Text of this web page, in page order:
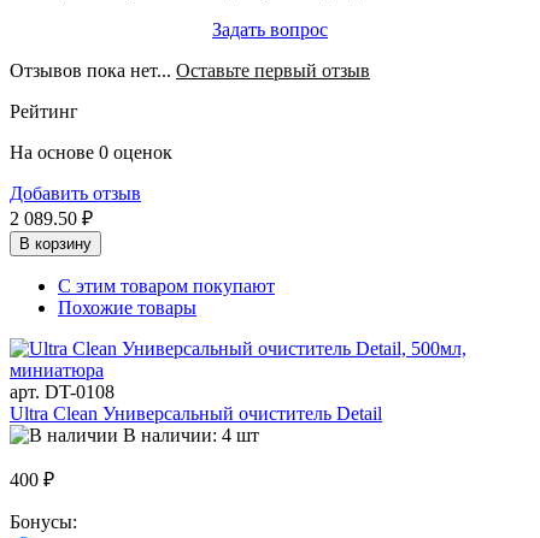
Задать вопрос
Отзывов пока нет... Оставьте первый отзыв
Рейтинг
На основе 0 оценок
Добавить отзыв
2 089.50 ₽
В корзину
С этим товаром покупают
Похожие товары
арт. DT-0108
Ultra Clean Универсальный очиститель Detail
В наличии: 4 шт
400 ₽
Бонусы: